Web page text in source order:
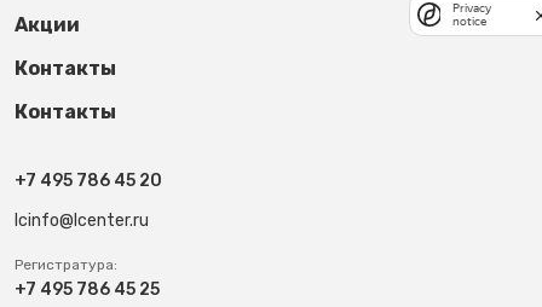
Акции
Контакты
Контакты
+7 495 786 45 20
lcinfo@lcenter.ru
Регистратура:
+7 495 786 45 25
Privacy
notice